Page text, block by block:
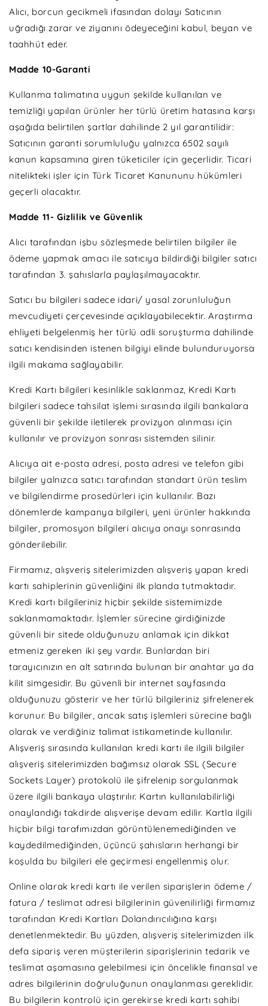
Alıcı, borcun gecikmeli ifasından dolayı Satıcının
uğradığı zarar ve ziyanını ödeyeceğini kabul, beyan ve
taahhüt eder.
Madde 10-Garanti
Kullanma talimatına uygun şekilde kullanılan ve
temizliği yapılan ürünler her türlü üretim hatasına karşı
aşağıda belirtilen şartlar dahilinde 2 yıl garantilidir:
Satıcının garanti sorumluluğu yalnızca 6502 sayılı
kanun kapsamına giren tüketiciler için geçerlidir. Ticari
nitelikteki işler için Türk Ticaret Kanununu hükümleri
geçerli olacaktır.
Madde 11- Gizlilik ve Güvenlik
Alıcı tarafından işbu sözleşmede belirtilen bilgiler ile
ödeme yapmak amacı ile satıcıya bildirdiği bilgiler satıcı
tarafından 3. şahıslarla paylaşılmayacaktır.
Satıcı bu bilgileri sadece idari/ yasal zorunluluğun
mevcudiyeti çerçevesinde açıklayabilecektir. Araştırma
ehliyeti belgelenmiş her türlü adli soruşturma dahilinde
satıcı kendisinden istenen bilgiyi elinde bulunduruyorsa
ilgili makama sağlayabilir.
Kredi Kartı bilgileri kesinlikle saklanmaz, Kredi Kartı
bilgileri sadece tahsilat işlemi sırasında ilgili bankalara
güvenli bir şekilde iletilerek provizyon alınması için
kullanılır ve provizyon sonrası sistemden silinir.
Alıcıya ait e-posta adresi, posta adresi ve telefon gibi
bilgiler yalnızca satıcı tarafından standart ürün teslim
ve bilgilendirme prosedürleri için kullanılır. Bazı
dönemlerde kampanya bilgileri, yeni ürünler hakkında
bilgiler, promosyon bilgileri alıcıya onayı sonrasında
gönderilebilir.
Firmamız, alışveriş sitelerimizden alışveriş yapan kredi
kartı sahiplerinin güvenliğini ilk planda tutmaktadır.
Kredi kartı bilgileriniz hiçbir şekilde sistemimizde
saklanmamaktadır. İşlemler sürecine girdiğinizde
güvenli bir sitede olduğunuzu anlamak için dikkat
etmeniz gereken iki şey vardır. Bunlardan biri
tarayıcınızın en alt satırında bulunan bir anahtar ya da
kilit simgesidir. Bu güvenli bir internet sayfasında
olduğunuzu gösterir ve her türlü bilgileriniz şifrelenerek
korunur. Bu bilgiler, ancak satış işlemleri sürecine bağlı
olarak ve verdiğiniz talimat istikametinde kullanılır.
Alışveriş sırasında kullanılan kredi kartı ile ilgili bilgiler
alışveriş sitelerimizden bağımsız olarak SSL (Secure
Sockets Layer) protokolü ile şifrelenip sorgulanmak
üzere ilgili bankaya ulaştırılır. Kartın kullanılabilirliği
onaylandığı takdirde alışverişe devam edilir. Kartla ilgili
hiçbir bilgi tarafımızdan görüntülenemediğinden ve
kaydedilmediğinden, üçüncü şahısların herhangi bir
koşulda bu bilgileri ele geçirmesi engellenmiş olur.
Online olarak kredi kartı ile verilen siparişlerin ödeme /
fatura / teslimat adresi bilgilerinin güvenilirliği firmamız
tarafından Kredi Kartları Dolandırıcılığına karşı
denetlenmektedir. Bu yüzden, alışveriş sitelerimizden ilk
defa sipariş veren müşterilerin siparişlerinin tedarik ve
teslimat aşamasına gelebilmesi için öncelikle finansal ve
adres bilgilerinin doğruluğunun onaylanması gereklidir.
Bu bilgilerin kontrolü için gerekirse kredi kartı sahibi